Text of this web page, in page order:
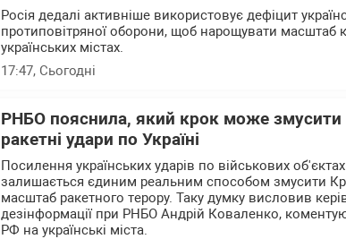
Росія дедалі активніше використовує дефіцит
протиповітряної оборони, щоб нарощувати масштаб
українських містах.
17:47, Сьогодні
РНБО пояснила, який крок може змусити
ракетні удари по Україні
Посилення українських ударів по військових об'єктах
залишається єдиним реальним способом змусити
масштаб ракетного терору. Таку думку висловив
дезінформації при РНБО Андрій Коваленко,
РФ на українські міста.